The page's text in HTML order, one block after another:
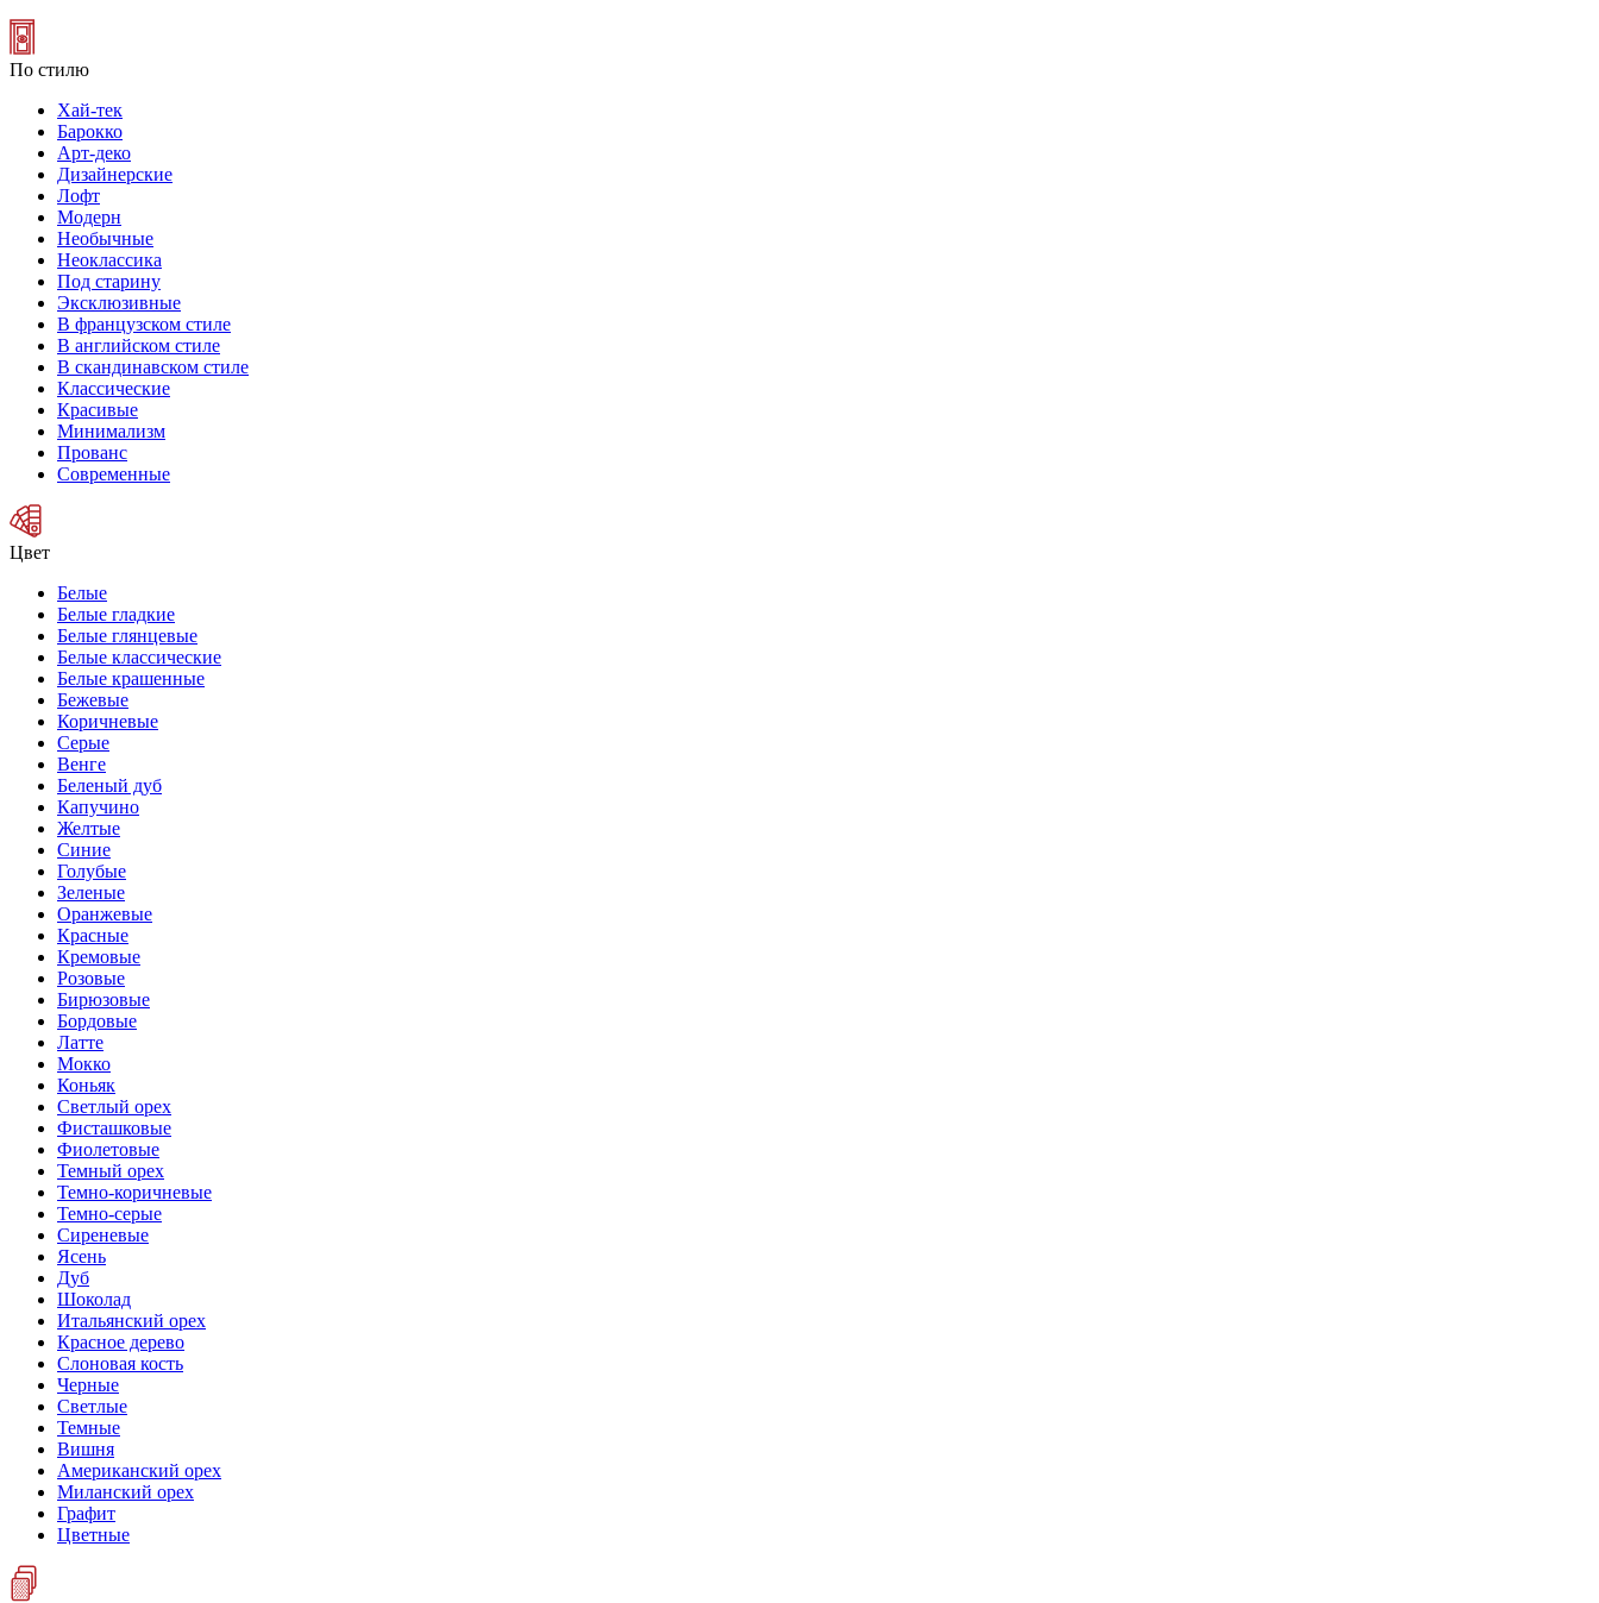
По стилю
Хай-тек
Барокко
Арт-деко
Дизайнерские
Лофт
Модерн
Необычные
Неоклассика
Под старину
Эксклюзивные
В французском стиле
В английском стиле
В скандинавском стиле
Классические
Красивые
Минимализм
Прованс
Современные
Цвет
Белые
Белые гладкие
Белые глянцевые
Белые классические
Белые крашенные
Бежевые
Коричневые
Серые
Венге
Беленый дуб
Капучино
Желтые
Синие
Голубые
Зеленые
Оранжевые
Красные
Кремовые
Розовые
Бирюзовые
Бордовые
Латте
Мокко
Коньяк
Светлый орех
Фисташковые
Фиолетовые
Темный орех
Темно-коричневые
Темно-серые
Сиреневые
Ясень
Дуб
Шоколад
Итальянский орех
Красное дерево
Слоновая кость
Черные
Светлые
Темные
Вишня
Американский орех
Миланский орех
Графит
Цветные